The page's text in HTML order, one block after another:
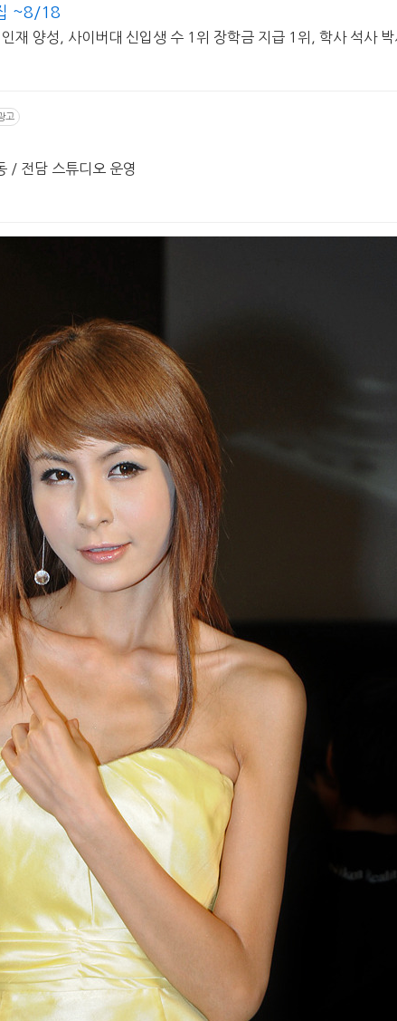
~8/18
재 양성, 사이버대 신입생 수 1위 장학금 지급 1위, 학사 석사
고
/ 전담 스튜디오 운영